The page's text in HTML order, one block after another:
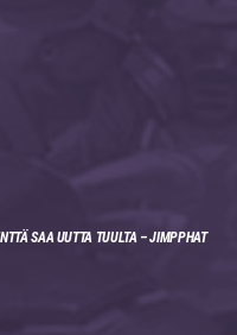
SAA UUTTA TUULTA – JIMPPHAT